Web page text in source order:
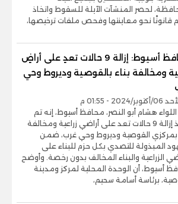
لحصر المنشآت الآيلة للسقوط واتخاذ
قانونًا نحو معاينتها وفحص ملفات ترخيصها،
محافظ أسيوط: إزالة 9 حالات تعدٍ على أراضٍ
ومخالفة بناء بالقوصية وديروط وحي
أكتوبر/2024 - 01:55 م
هشام أبو النصر، محافظ أسيوط، إنه تم
تنفيذ إزالة 9 حالات تعد على أراضي زراعية ومخالفة
بمركزي القوصية وديروط وحي غرب، ضمن
المبذولة للتصدي بكل حزم للبناء على
الزراعية والبناء المخالف بدون رخصة. وأوضح
أسيوط، أن الوحدة المحلية لمركز ومدينة
برئاسة أسامة سحيم،